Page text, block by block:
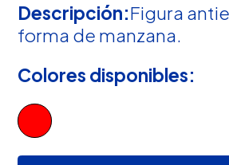
Descripción:Figura
forma de manzana.
Colores disponibles: